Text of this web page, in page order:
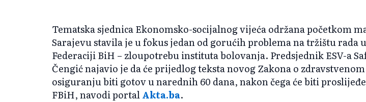
Tematska sjednica Ekonomsko-socijalnog vijeća održana početkom
Sarajevu stavila je u fokus jedan od gorućih problema na tržištu rada u
Federaciji BiH – zloupotrebu instituta bolovanja. Predsjednik ESV-a
Čengić najavio je da će prijedlog teksta novog Zakona o zdravstvenom
osiguranju biti gotov u narednih 60 dana, nakon čega će biti
FBiH, navodi portalAkta.ba.